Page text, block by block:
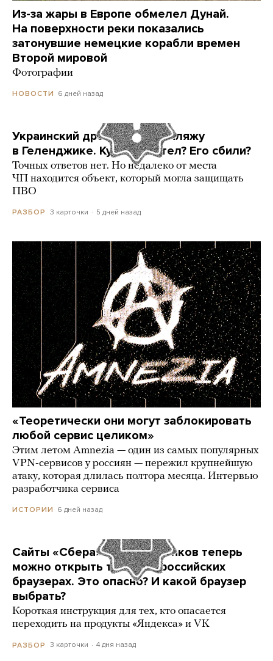
Из-за жары в Европе обмелел Дунай.
На поверхности реки показались
затонувшие немецкие корабли времен
Второй мировой
Фотографии
НОВОСТИ 6 дней назад
Украинский дрон попал по пляжу
в Геленджике. Куда он летел? Его сбили?
Точных ответов нет. Но недалеко от места
ЧП находится объект, который могла защищать
ПВО
РАЗБОР 3 карточки 5 дней назад
«Теоретически они могут заблокировать
любой сервис целиком»
Этим летом Amnezia — один из самых популярных
VPN-сервисов у россиян — пережил крупнейшую
атаку, которая длилась полтора месяца. Интервью
разработчика сервиса
ИСТОРИИ 6 дней назад
Сайты «Сбера» и других банков теперь
можно открыть только в российских
браузерах. Это опасно? И какой браузер
выбрать?
Короткая инструкция для тех, кто опасается
переходить на продукты «Яндекса» и VK
РАЗБОР 3 карточки 4 дня назад